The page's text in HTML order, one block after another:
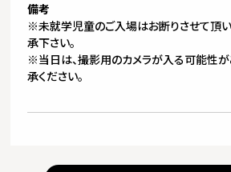
備考
※未就学児童のご入場はお断りさせて頂い
承下さい。
※当日は、撮影用のカメラが入る可能性が
承ください。